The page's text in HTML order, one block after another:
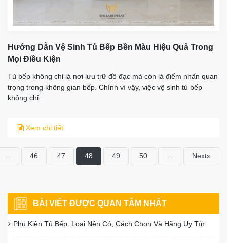
Hướng Dẫn Vệ Sinh Tủ Bếp Bền Màu Hiệu Quả Trong
Mọi Điều Kiện
Tủ bếp không chỉ là nơi lưu trữ đồ đạc mà còn là điểm nhấn quan
trọng trong không gian bếp. Chính vì vậy, việc vệ sinh tủ bếp
không chỉ...
Xem chi tiết
... 46 47 48 49 50 ... Next»
BÀI VIẾT ĐƯỢC QUAN TÂM NHẤT
Phụ Kiện Tủ Bếp: Loại Nên Có, Cách Chọn Và Hãng Uy Tín
×
Đăng ký khảo sát – Thiết
kế miễn phí